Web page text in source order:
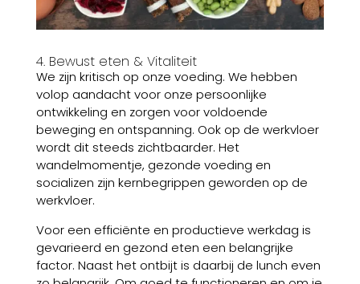
4. Bewust eten & Vitaliteit
We zijn kritisch op onze voeding. We hebben
volop aandacht voor onze persoonlijke
ontwikkeling en zorgen voor voldoende
beweging en ontspanning. Ook op de werkvloer
wordt dit steeds zichtbaarder. Het
wandelmomentje, gezonde voeding en
socializen zijn kernbegrippen geworden op de
werkvloer.
Voor een efficiënte en productieve werkdag is
gevarieerd en gezond eten een belangrijke
factor. Naast het ontbijt is daarbij de lunch even